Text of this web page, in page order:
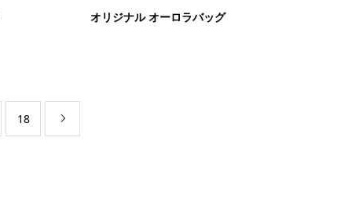
オリジナル オーロラバッグ
18 